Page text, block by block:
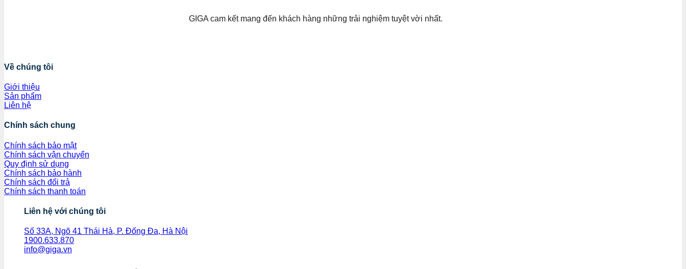
GIGA cam kết mang đến khách hàng những trải nghiệm tuyệt vời nhất.
Về chúng tôi
Giới thiệu
Sản phẩm
Liên hệ
Chính sách chung
Chính sách bảo mật
Chính sách vận chuyển
Quy định sử dụng
Chính sách bảo hành
Chính sách đổi trả
Chính sách thanh toán
Liên hệ với chúng tôi
Số 33A, Ngõ 41 Thái Hà, P. Đống Đa, Hà Nội
1900.633.870
info@giga.vn